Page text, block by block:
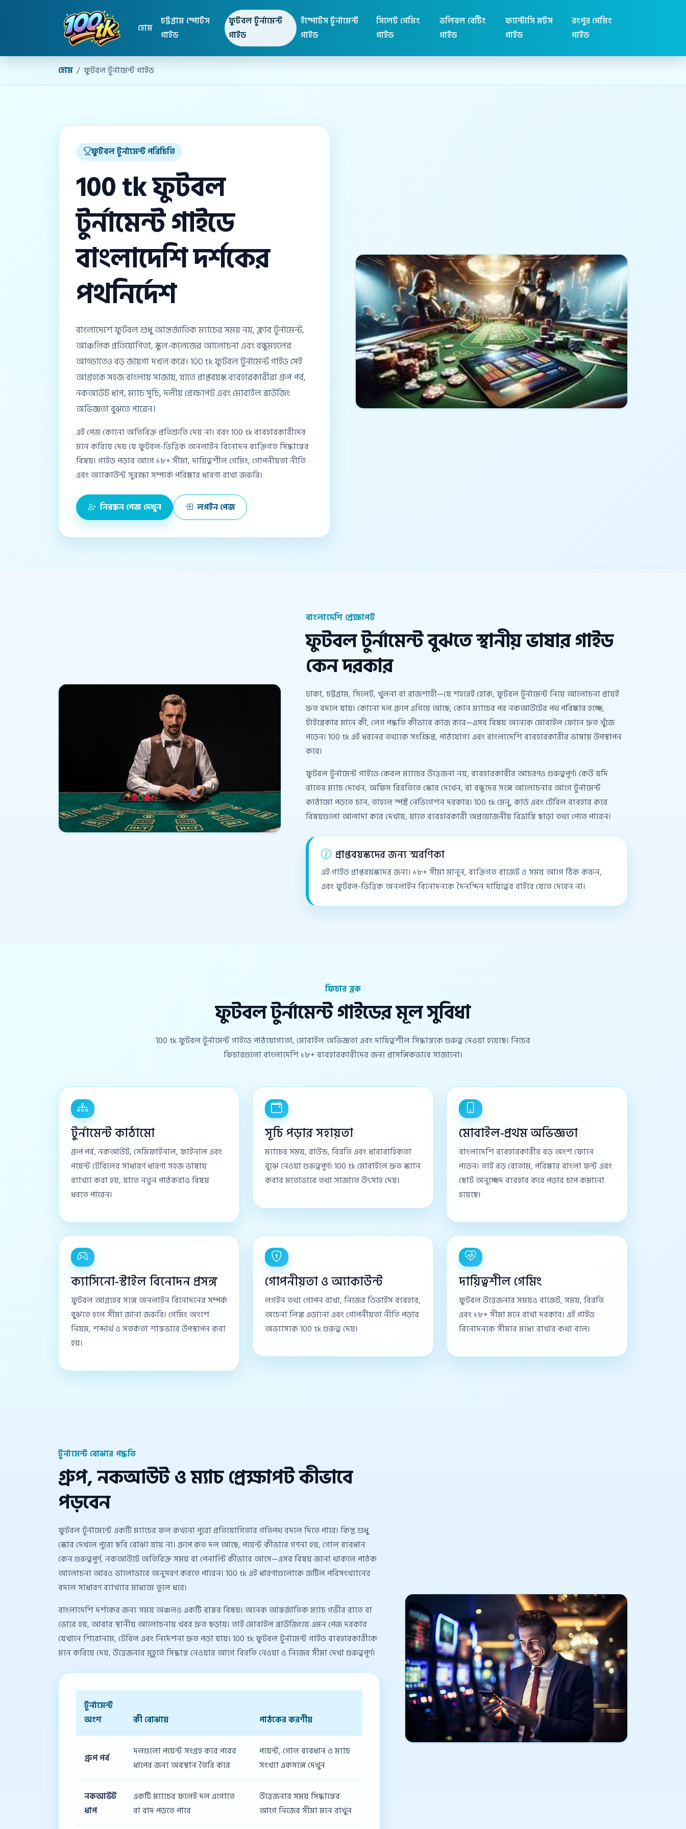
হোম
চট্টগ্রাম স্পোর্টস
গাইড
ফুটবল টুর্নামেন্ট
গাইড
ইস্পোর্টস টুর্নামেন্ট
গাইড
সিলেট গেমিং
গাইড
ভলিবল বেটিং
গাইড
ফ্যান্টাসি স্লটস
গাইড
রংপুর গেমিং
গাইড
হোম ফুটবল টুর্নামেন্ট গাইড
ফুটবল টুর্নামেন্ট পরিচিতি
100 tk ফুটবল
টুর্নামেন্ট গাইডে
বাংলাদেশি দর্শকের
পথনির্দেশ
বাংলাদেশে ফুটবল শুধু আন্তর্জাতিক ম্যাচের সময় নয়, ক্লাব টুর্নামেন্ট,
আঞ্চলিক প্রতিযোগিতা, স্কুল-কলেজের আলোচনা এবং বন্ধুমহলের
আড্ডাতেও বড় জায়গা দখল করে। 100 tk ফুটবল টুর্নামেন্ট গাইড সেই
আগ্রহকে সহজ বাংলায় সাজায়, যাতে প্রাপ্তবয়স্ক ব্যবহারকারীরা গ্রুপ পর্ব,
নকআউট ধাপ, ম্যাচ সূচি, দলীয় প্রেক্ষাপট এবং মোবাইল ব্রাউজিং
অভিজ্ঞতা বুঝতে পারেন।
এই পেজ কোনো অতিরিক্ত প্রতিশ্রুতি দেয় না। বরং 100 tk ব্যবহারকারীদের
মনে করিয়ে দেয় যে ফুটবল-ভিত্তিক অনলাইন বিনোদন ব্যক্তিগত সিদ্ধান্তের
বিষয়। গাইড পড়ার আগে ১৮+ সীমা, দায়িত্বশীল গেমিং, গোপনীয়তা নীতি
এবং অ্যাকাউন্ট সুরক্ষা সম্পর্কে পরিষ্কার ধারণা রাখা জরুরি।
নিবন্ধন পেজ দেখুন লগইন পেজ
বাংলাদেশি প্রেক্ষাপট
ফুটবল টুর্নামেন্ট বুঝতে স্থানীয় ভাষার গাইড
কেন দরকার
ঢাকা, চট্টগ্রাম, সিলেট, খুলনা বা রাজশাহী—যে শহরেই হোক, ফুটবল টুর্নামেন্ট নিয়ে আলোচনা প্রায়ই
দ্রুত বদলে যায়। কোনো দল গ্রুপে এগিয়ে আছে, কোন ম্যাচের পর নকআউটের পথ পরিষ্কার হচ্ছে,
টাইব্রেকার মানে কী, লেগ পদ্ধতি কীভাবে কাজ করে—এসব বিষয় অনেকে মোবাইল ফোনে দ্রুত খুঁজে
পড়েন। 100 tk এই ধরনের তথ্যকে সংক্ষিপ্ত, পাঠযোগ্য এবং বাংলাদেশি ব্যবহারকারীর ভাষায় উপস্থাপন
করে।
ফুটবল টুর্নামেন্ট গাইডে কেবল ম্যাচের উত্তেজনা নয়, ব্যবহারকারীর আচরণও গুরুত্বপূর্ণ। কেউ যদি
রাতের ম্যাচ দেখেন, অফিস বিরতিতে স্কোর দেখেন, বা বন্ধুদের সঙ্গে আলোচনার আগে টুর্নামেন্ট
কাঠামো পড়তে চান, তাহলে স্পষ্ট নেভিগেশন দরকার। 100 tk মেনু, কার্ড এবং টেবিল ব্যবহার করে
বিষয়গুলো আলাদা করে দেখায়, যাতে ব্যবহারকারী অপ্রয়োজনীয় বিভ্রান্তি ছাড়া তথ্য পেতে পারেন।
প্রাপ্তবয়স্কদের জন্য স্মরণিকা
এই গাইড প্রাপ্তবয়স্কদের জন্য। ১৮+ সীমা মানুন, ব্যক্তিগত বাজেট ও সময় আগে ঠিক করুন,
এবং ফুটবল-ভিত্তিক অনলাইন বিনোদনকে দৈনন্দিন দায়িত্বের বাইরে যেতে দেবেন না।
ফিচার ব্লক
ফুটবল টুর্নামেন্ট গাইডের মূল সুবিধা
100 tk ফুটবল টুর্নামেন্ট গাইডে পাঠযোগ্যতা, মোবাইল অভিজ্ঞতা এবং দায়িত্বশীল সিদ্ধান্তকে গুরুত্ব দেওয়া হয়েছে। নিচের
ফিচারগুলো বাংলাদেশি ১৮+ ব্যবহারকারীদের জন্য প্রাসঙ্গিকভাবে সাজানো।
টুর্নামেন্ট কাঠামো
গ্রুপ পর্ব, নকআউট, সেমিফাইনাল, ফাইনাল এবং
পয়েন্ট টেবিলের সাধারণ ধারণা সহজ ভাষায়
ব্যাখ্যা করা হয়, যাতে নতুন পাঠকরাও বিষয়
ধরতে পারেন।
সূচি পড়ার সহায়তা
ম্যাচের সময়, রাউন্ড, বিরতি এবং ধারাবাহিকতা
বুঝে নেওয়া গুরুত্বপূর্ণ। 100 tk মোবাইলে দ্রুত স্ক্যান
করার মতোভাবে তথ্য সাজাতে উৎসাহ দেয়।
মোবাইল-প্রথম অভিজ্ঞতা
বাংলাদেশি ব্যবহারকারীর বড় অংশ ফোনে
পড়েন। তাই বড় বোতাম, পরিষ্কার বাংলা ফন্ট এবং
ছোট অনুচ্ছেদ ব্যবহার করে পড়ার চাপ কমানো
হয়েছে।
ক্যাসিনো-স্টাইল বিনোদন প্রসঙ্গ
ফুটবল আগ্রহের সঙ্গে অনলাইন বিনোদনের সম্পর্ক
বুঝতে হলে সীমা জানা জরুরি। গেমিং অংশে
নিয়ম, শব্দার্থ ও সতর্কতা শান্তভাবে উপস্থাপন করা
হয়।
গোপনীয়তা ও অ্যাকাউন্ট
লগইন তথ্য গোপন রাখা, নিজের ডিভাইস ব্যবহার,
অচেনা লিঙ্ক এড়ানো এবং গোপনীয়তা নীতি পড়ার
অভ্যাসকে 100 tk গুরুত্ব দেয়।
দায়িত্বশীল গেমিং
ফুটবল উত্তেজনার সময়ও বাজেট, সময়, বিরতি
এবং ১৮+ সীমা মনে রাখা দরকার। এই গাইড
বিনোদনকে সীমার মধ্যে রাখার কথা বলে।
টুর্নামেন্ট বোঝার পদ্ধতি
গ্রুপ, নকআউট ও ম্যাচ প্রেক্ষাপট কীভাবে
পড়বেন
ফুটবল টুর্নামেন্টে একটি ম্যাচের ফল কখনো পুরো প্রতিযোগিতার গতিপথ বদলে দিতে পারে। কিন্তু শুধু
স্কোর দেখলে পুরো ছবি বোঝা যায় না। গ্রুপে কত দল আছে, পয়েন্ট কীভাবে গণনা হয়, গোল ব্যবধান
কেন গুরুত্বপূর্ণ, নকআউটে অতিরিক্ত সময় বা পেনাল্টি কীভাবে আসে—এসব বিষয় জানা থাকলে পাঠক
আলোচনা আরও ভালোভাবে অনুসরণ করতে পারেন। 100 tk এই ধারণাগুলোকে জটিল পরিসংখ্যানের
বদলে সাধারণ ব্যাখ্যার মাধ্যমে তুলে ধরে।
বাংলাদেশি দর্শকের জন্য সময় অঞ্চলও একটি বাস্তব বিষয়। অনেক আন্তর্জাতিক ম্যাচ গভীর রাতে বা
ভোরে হয়, আবার স্থানীয় আলোচনায় খবর দ্রুত ছড়ায়। তাই মোবাইল ব্রাউজিংয়ে এমন পেজ দরকার
যেখানে শিরোনাম, টেবিল এবং নির্দেশনা দ্রুত পড়া যায়। 100 tk ফুটবল টুর্নামেন্ট গাইড ব্যবহারকারীকে
মনে করিয়ে দেয়, উত্তেজনার মুহূর্তে সিদ্ধান্ত নেওয়ার আগে বিরতি নেওয়া ও নিজের সীমা দেখা গুরুত্বপূর্ণ।
টুর্নামেন্ট
অংশ
কী বোঝায় পাঠকের করণীয়
গ্রুপ পর্ব
দলগুলো পয়েন্ট সংগ্রহ করে পরের
ধাপের জন্য অবস্থান তৈরি করে
পয়েন্ট, গোল ব্যবধান ও ম্যাচ
সংখ্যা একসঙ্গে দেখুন
নকআউট
ধাপ
একটি ম্যাচের ফলেই দল এগোতে
বা বাদ পড়তে পারে
উত্তেজনার সময় সিদ্ধান্তের
আগে নিজের সীমা মনে রাখুন